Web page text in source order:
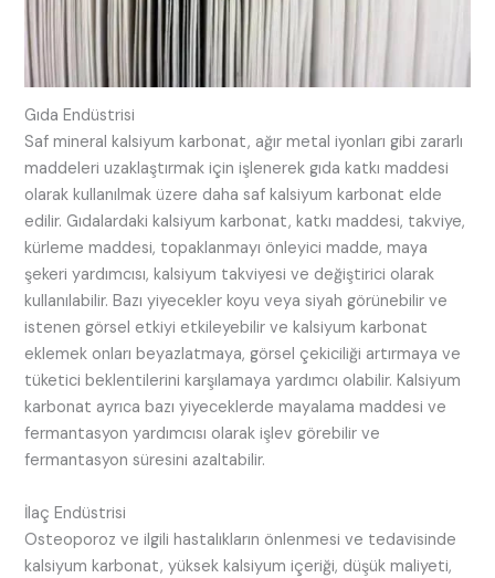
Gıda Endüstrisi
Saf mineral kalsiyum karbonat, ağır metal iyonları gibi zararlı
maddeleri uzaklaştırmak için işlenerek gıda katkı maddesi
olarak kullanılmak üzere daha saf kalsiyum karbonat elde
edilir. Gıdalardaki kalsiyum karbonat, katkı maddesi, takviye,
kürleme maddesi, topaklanmayı önleyici madde, maya
şekeri yardımcısı, kalsiyum takviyesi ve değiştirici olarak
kullanılabilir. Bazı yiyecekler koyu veya siyah görünebilir ve
istenen görsel etkiyi etkileyebilir ve kalsiyum karbonat
eklemek onları beyazlatmaya, görsel çekiciliği artırmaya ve
tüketici beklentilerini karşılamaya yardımcı olabilir. Kalsiyum
karbonat ayrıca bazı yiyeceklerde mayalama maddesi ve
fermantasyon yardımcısı olarak işlev görebilir ve
fermantasyon süresini azaltabilir.
İlaç Endüstrisi
Osteoporoz ve ilgili hastalıkların önlenmesi ve tedavisinde
kalsiyum karbonat, yüksek kalsiyum içeriği, düşük maliyeti,